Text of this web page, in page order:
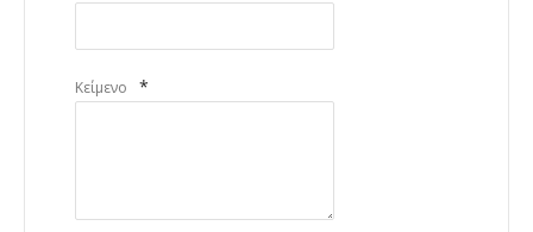
Κείμενο *